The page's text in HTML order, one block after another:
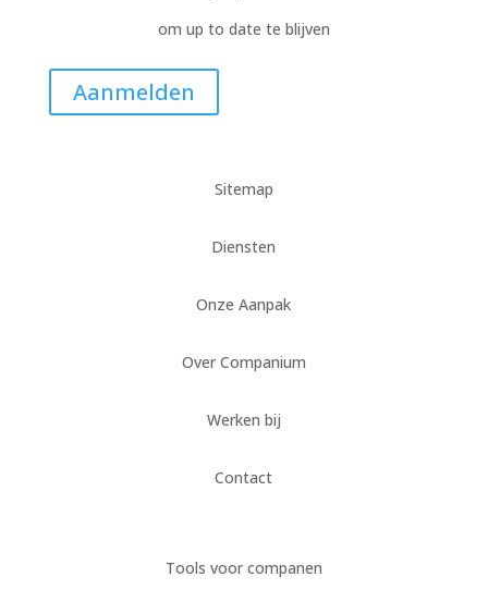
om up to date te blijven
Aanmelden
Sitemap
Diensten
Onze Aanpak
Over Companium
Werken bij
Contact
Tools voor companen